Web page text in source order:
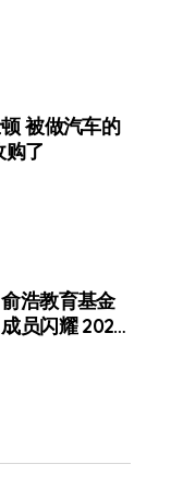
被做汽车的
购了
浩教育基金
员闪耀 2026
界杯